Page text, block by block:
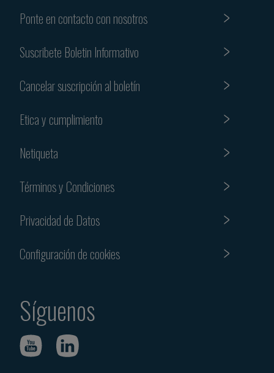
Ponte en contacto con nosotros
Suscribete Boletin Informativo
Cancelar suscripción al boletín
Etica y cumplimiento
Netiqueta
Términos y Condiciones
Privacidad de Datos
Configuración de cookies
Síguenos